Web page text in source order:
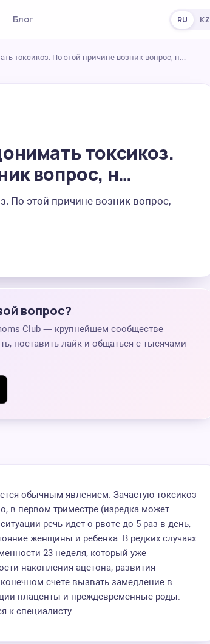
Блог RU KZ
токсикоз. По этой причине возник вопрос, н…
токсикоз.
вопрос, н…
По этой причине возник вопрос,
вопрос?
Club — крупнейшем сообществе
поставить лайк и общаться с тысячами
обычным явлением. Зачастую токсикоз
в первом триместре (изредка может
речь идет о рвоте до 5 раз в день,
женщины и ребенка. В редких случаях
23 неделя, который уже
накопления ацетона, развития
счете вызвать замедление в
плаценты и преждевременные роды.
к специалисту.